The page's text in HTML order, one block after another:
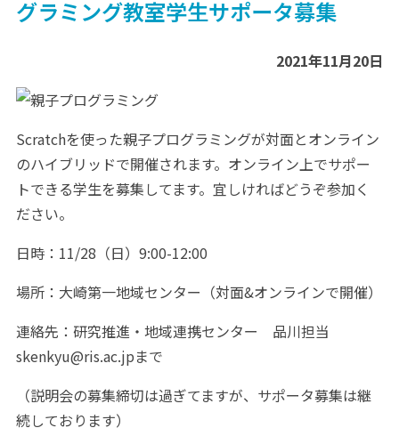
グラミング教室学生サポータ募集
2021年11月20日
Scratchを使った親子プログラミングが対面とオンライン
のハイブリッドで開催されます。オンライン上でサポー
トできる学生を募集してます。宜しければどうぞ参加く
ださい。
日時：11/28（日）9:00-12:00
場所：大崎第一地域センター（対面&オンラインで開催）
連絡先：研究推進・地域連携センター 品川担当
skenkyu@ris.ac.jpまで
（説明会の募集締切は過ぎてますが、サポータ募集は継
続しております）